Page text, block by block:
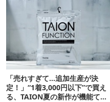
「売れすぎて…追加生産が決
定！」“1着3,000円以下”で買え
る、TAION夏の新作が機能てん